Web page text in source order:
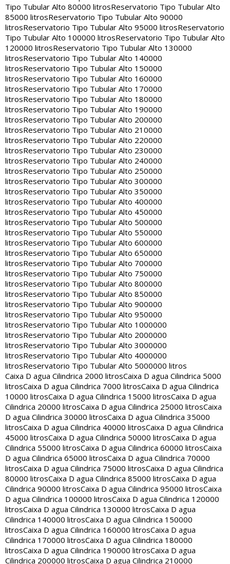
Tipo Tubular Alto 80000 litrosReservatorio Tipo Tubular Alto
85000 litrosReservatorio Tipo Tubular Alto 90000
litrosReservatorio Tipo Tubular Alto 95000 litrosReservatorio
Tipo Tubular Alto 100000 litrosReservatorio Tipo Tubular Alto
120000 litrosReservatorio Tipo Tubular Alto 130000
litrosReservatorio Tipo Tubular Alto 140000
litrosReservatorio Tipo Tubular Alto 150000
litrosReservatorio Tipo Tubular Alto 160000
litrosReservatorio Tipo Tubular Alto 170000
litrosReservatorio Tipo Tubular Alto 180000
litrosReservatorio Tipo Tubular Alto 190000
litrosReservatorio Tipo Tubular Alto 200000
litrosReservatorio Tipo Tubular Alto 210000
litrosReservatorio Tipo Tubular Alto 220000
litrosReservatorio Tipo Tubular Alto 230000
litrosReservatorio Tipo Tubular Alto 240000
litrosReservatorio Tipo Tubular Alto 250000
litrosReservatorio Tipo Tubular Alto 300000
litrosReservatorio Tipo Tubular Alto 350000
litrosReservatorio Tipo Tubular Alto 400000
litrosReservatorio Tipo Tubular Alto 450000
litrosReservatorio Tipo Tubular Alto 500000
litrosReservatorio Tipo Tubular Alto 550000
litrosReservatorio Tipo Tubular Alto 600000
litrosReservatorio Tipo Tubular Alto 650000
litrosReservatorio Tipo Tubular Alto 700000
litrosReservatorio Tipo Tubular Alto 750000
litrosReservatorio Tipo Tubular Alto 800000
litrosReservatorio Tipo Tubular Alto 850000
litrosReservatorio Tipo Tubular Alto 900000
litrosReservatorio Tipo Tubular Alto 950000
litrosReservatorio Tipo Tubular Alto 1000000
litrosReservatorio Tipo Tubular Alto 2000000
litrosReservatorio Tipo Tubular Alto 3000000
litrosReservatorio Tipo Tubular Alto 4000000
litrosReservatorio Tipo Tubular Alto 5000000 litros
Caixa D agua Cilindrica 2000 litrosCaixa D agua Cilindrica 5000
litrosCaixa D agua Cilindrica 7000 litrosCaixa D agua Cilindrica
10000 litrosCaixa D agua Cilindrica 15000 litrosCaixa D agua
Cilindrica 20000 litrosCaixa D agua Cilindrica 25000 litrosCaixa
D agua Cilindrica 30000 litrosCaixa D agua Cilindrica 35000
litrosCaixa D agua Cilindrica 40000 litrosCaixa D agua Cilindrica
45000 litrosCaixa D agua Cilindrica 50000 litrosCaixa D agua
Cilindrica 55000 litrosCaixa D agua Cilindrica 60000 litrosCaixa
D agua Cilindrica 65000 litrosCaixa D agua Cilindrica 70000
litrosCaixa D agua Cilindrica 75000 litrosCaixa D agua Cilindrica
80000 litrosCaixa D agua Cilindrica 85000 litrosCaixa D agua
Cilindrica 90000 litrosCaixa D agua Cilindrica 95000 litrosCaixa
D agua Cilindrica 100000 litrosCaixa D agua Cilindrica 120000
litrosCaixa D agua Cilindrica 130000 litrosCaixa D agua
Cilindrica 140000 litrosCaixa D agua Cilindrica 150000
litrosCaixa D agua Cilindrica 160000 litrosCaixa D agua
Cilindrica 170000 litrosCaixa D agua Cilindrica 180000
litrosCaixa D agua Cilindrica 190000 litrosCaixa D agua
Cilindrica 200000 litrosCaixa D agua Cilindrica 210000